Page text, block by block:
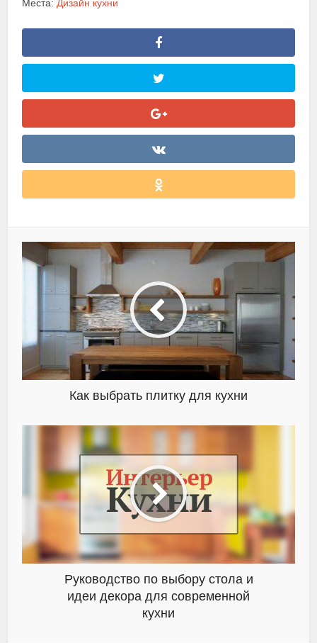
Места: Дизайн кухни
Как выбрать плитку для кухни
Руководство по выбору стола и
идеи декора для современной
кухни